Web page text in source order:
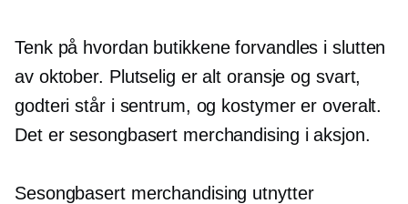
Tenk på hvordan butikkene forvandles i slutten
av oktober. Plutselig er alt oransje og svart,
godteri står i sentrum, og kostymer er overalt.
Det er sesongbasert merchandising i aksjon.
Sesongbasert merchandising utnytter